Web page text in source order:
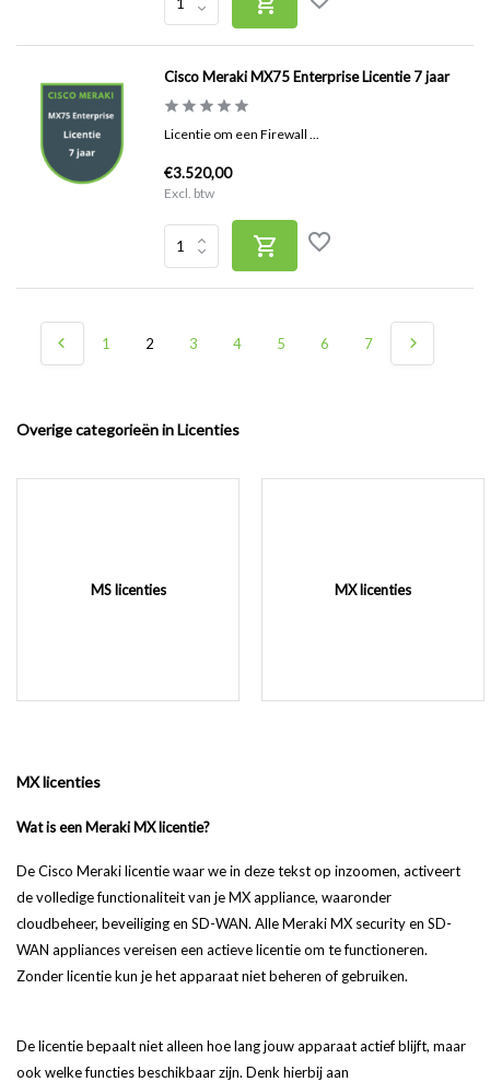
Cisco Meraki MX75 Enterprise Licentie 7 jaar
Licentie om een Firewall ...
€3.520,00
Excl. btw
1 2 3 4 5 6 7
Overige categorieën in Licenties
MS licenties MX licenties
MX licenties
Wat is een Meraki MX licentie?
De Cisco Meraki licentie waar we in deze tekst op inzoomen, activeert
de volledige functionaliteit van je MX appliance, waaronder
cloudbeheer, beveiliging en SD-WAN. Alle Meraki MX security en SD-
WAN appliances vereisen een actieve licentie om te functioneren.
Zonder licentie kun je het apparaat niet beheren of gebruiken.
De licentie bepaalt niet alleen hoe lang jouw apparaat actief blijft, maar
ook welke functies beschikbaar zijn. Denk hierbij aan